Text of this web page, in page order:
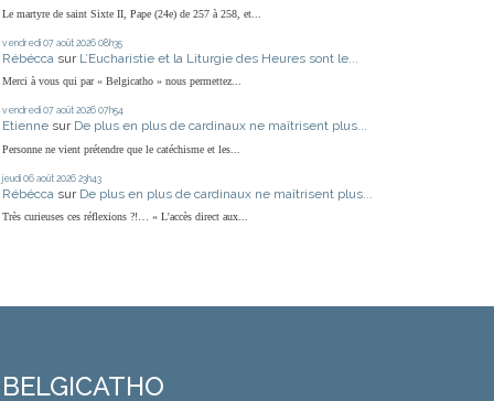
Le martyre de saint Sixte II, Pape (24e) de 257 à 258, et...
vendredi 07 août 2026 08h35
Rébécca sur L’Eucharistie et la Liturgie des Heures sont le...
Merci à vous qui par « Belgicatho » nous permettez...
vendredi 07 août 2026 07h54
Etienne sur De plus en plus de cardinaux ne maîtrisent plus...
Personne ne vient prétendre que le catéchisme et les...
jeudi 06 août 2026 23h43
Rébécca sur De plus en plus de cardinaux ne maîtrisent plus...
Très curieuses ces réflexions ?!… « L'accès direct aux...
BELGICATHO